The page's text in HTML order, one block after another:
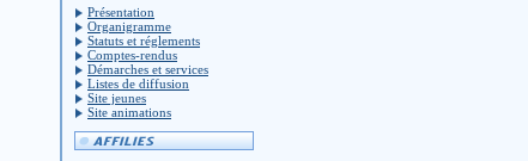
Présentation
Organigramme
Statuts et réglements
Comptes-rendus
Démarches et services
Listes de diffusion
Site jeunes
Site animations